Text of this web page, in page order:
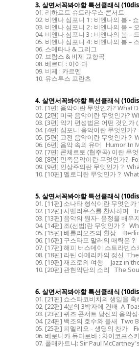
3. 살면서꼭봐야할 특선클래식
01. 리하르트 슈트라우스 콘서트
02. 비엔나 심포니 1 : 비엔나의 봄 -
03. 비엔나 심포니 2 : 비엔나의 봄 –
04. 비엔나 심포니 3 : 비엔나의 봄 –
05. 비엔나 심포니 4 : 비엔나의 봄 –
06. 스메타나 & 그리그
07. 브람스 & 비제 교향곡
08. 베르디 : 아이다
09. 비제 : 카르멘
10. 유스투스 프란츠
4. 살면서꼭봐야할 특선클래식
01. [1편] 음악이란 무엇인가? What
02. [2편] 미국 음악이란 무엇인가?
03. [3편] 악기 편성법은 어떤 것인
04. [4편] 심포니 음악이란 무엇인가
05. [5편] 고전 음악이란 무엇인가？
06. [6편] 음악 속의 유머 Humor In
07. [7편] 콘체르토 (협주곡) 이란 무
08. [8편] 민족음악이란 무엇인가?
09. [9편] 인상주의란 무엇인가？
10. [10편] 멜로디란 무엇인가？
5. 살면서꼭봐야할 특선클래식
01. [11편] 소나타 형식이란 무엇인
02. [12편] 시벨리우스를 찬사하며
03. [13편] 음악의 원자- 음정을 배
04. [14편] 조(선법)란 무엇인가？
05. [15편] 베를리오즈의 환상
06. [16편] 구스타프 말러의 매력은
07. [17편] 해피 버스데이 스트라빈
08. [18편] 라틴 아메리카의 정신
09. [19편] 재즈로의 여행 Jazz in
10. [20편] 관현악단의 소리 The
6. 살면서꼭봐야할 특선클래식
01. [21편] 쇼스타코비치의 생일을
02. [22편] 4분의 3박자에 건배 A
03. [23편] 퀴즈 콘서트 당신의 음악
04. [24편] 백조의 호수와 불새 Two
05. [25편] 피델리오 - 생명의 찬가
06. 베로니카 듀다로바 : 차이코프
07. 폴매카트니: Sir Paul